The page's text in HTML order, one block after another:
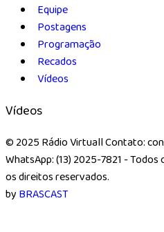
Equipe
Postagens
Programação
Recados
Vídeos
Vídeos
© 2025 Rádio Virtuall Contato:
WhatsApp: (13) 2025-7821 -
os direitos reservados.
by BRASCAST